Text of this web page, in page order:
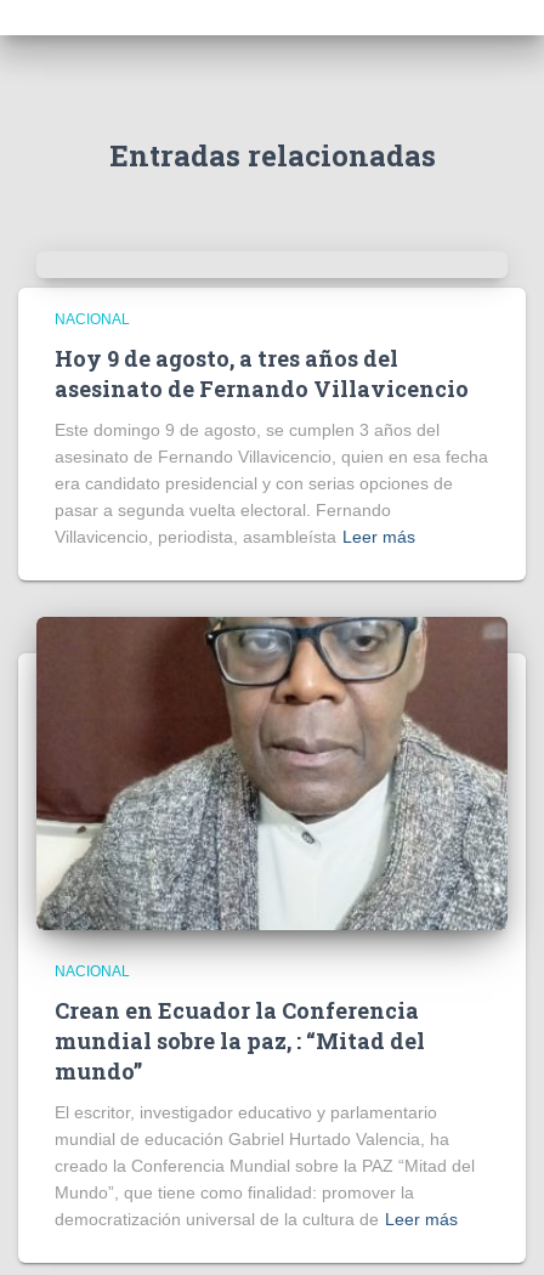
e
Entradas relacionadas
NACIONAL
Hoy 9 de agosto, a tres años del
asesinato de Fernando Villavicencio
Este domingo 9 de agosto, se cumplen 3 años del
asesinato de Fernando Villavicencio, quien en esa fecha
era candidato presidencial y con serias opciones de
pasar a segunda vuelta electoral. Fernando
Villavicencio, periodista, asambleísta Leer más
NACIONAL
Crean en Ecuador la Conferencia
mundial sobre la paz, : “Mitad del
mundo”
El escritor, investigador educativo y parlamentario
mundial de educación Gabriel Hurtado Valencia, ha
creado la Conferencia Mundial sobre la PAZ “Mitad del
Mundo”, que tiene como finalidad: promover la
democratización universal de la cultura de Leer más